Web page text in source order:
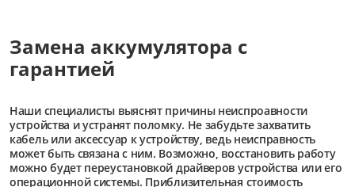
Замена аккумулятора с
гарантией
Наши специалисты выяснят причины неиспроавности
устройства и устранят поломку. Не забудьте захватить
кабель или аксессуар к устройству, ведь неисправность
может быть связана с ним. Возможно, восстановить работу
можно будет переустановкой драйверов устройства или его
операционной системы. Приблизительная стоимость